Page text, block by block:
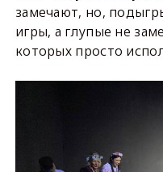
замечают, но,
игры, а глупые не
которых просто